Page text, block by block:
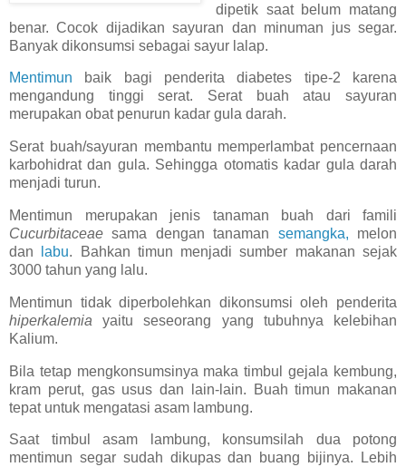
dipetik saat belum matang
benar. Cocok dijadikan sayuran dan minuman jus segar.
Banyak dikonsumsi sebagai sayur lalap.
Mentimun baik bagi penderita diabetes tipe-2 karena
mengandung tinggi serat. Serat buah atau sayuran
merupakan obat penurun kadar gula darah.
Serat buah/sayuran membantu memperlambat pencernaan
karbohidrat dan gula. Sehingga otomatis kadar gula darah
menjadi turun.
Mentimun merupakan jenis tanaman buah dari famili
Cucurbitaceaesama dengan tanaman semangka, melon
dan labu. Bahkan timun menjadi sumber makanan sejak
3000 tahun yang lalu.
Mentimun tidak diperbolehkan dikonsumsi oleh penderita
hiperkalemiayaitu seseorang yang tubuhnya kelebihan
Kalium.
Bila tetap mengkonsumsinya maka timbul gejala kembung,
kram perut, gas usus dan lain-lain. Buah timun makanan
tepat untuk mengatasi asam lambung.
Saat timbul asam lambung, konsumsilah dua potong
mentimun segar sudah dikupas dan buang bijinya. Lebih